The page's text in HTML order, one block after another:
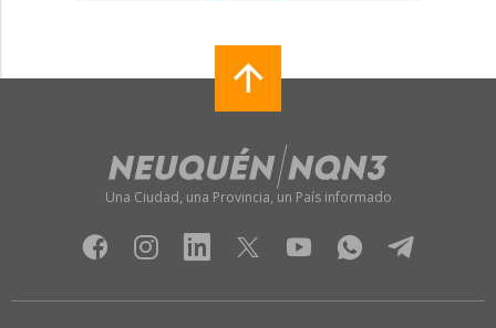
Una Ciudad, una Provincia, un País informado